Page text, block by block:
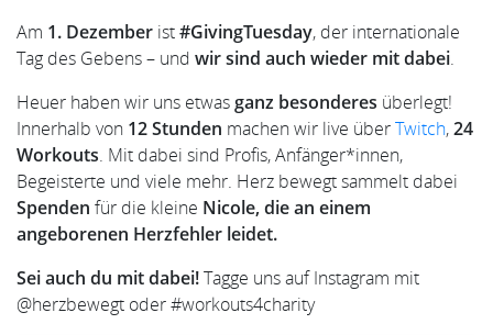
Am 1. Dezember ist#GivingTuesday, der internationale
Tag des Gebens – und wir sind auch wieder mit dabei.
Heuer haben wir uns etwasganz besonderes überlegt!
Innerhalb von 12 Stunden machen wir live überTwitch,24
Workouts. Mit dabei sind Profis, Anfänger*innen,
Begeisterte und viele mehr. Herz bewegt sammelt dabei
Spenden für die kleine Nicole, die an einem
angeborenen Herzfehler leidet.
Sei auch du mit dabei!Tagge uns auf Instagram mit
@herzbewegt oder #workouts4charity